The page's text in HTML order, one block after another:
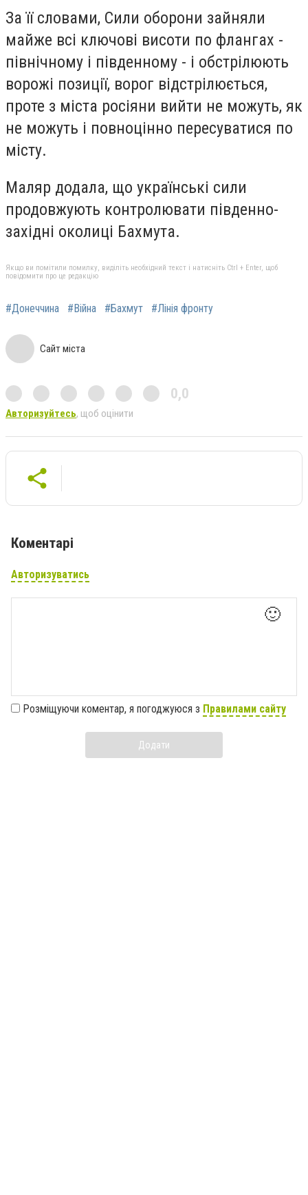
За її словами, Сили оборони зайняли
майже всі ключові висоти по флангах -
північному і південному - і обстрілюють
ворожі позиції, ворог відстрілюється,
проте з міста росіяни вийти не можуть, як
не можуть і повноцінно пересуватися по
місту.
Маляр додала, що українські сили
продовжують контролювати південно-
західні околиці Бахмута.
Якщо ви помітили помилку, виділіть необхідний текст і натисніть Ctrl + Enter, щоб
повідомити про це редакцію
#Донеччина #Війна #Бахмут #Лінія фронту
Сайт міста
0,0
Авторизуйтесь, щоб оцінити
Коментарі
Авторизуватись
🙂
Розміщуючи коментар, я погоджуюся з Правилами сайту
Додати